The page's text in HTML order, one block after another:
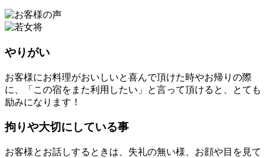
やりがい
お客様にお料理がおいしいと喜んで頂けた時やお帰りの際
に、
「この宿をまた利用したい」
と言って頂けると、とても
励みになります！
拘りや大切にしている事
お客様とお話しするときは、失礼の無い様、お顔や目を見て